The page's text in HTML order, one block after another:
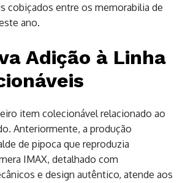
cobiçados entre os memorabilia de
ano.
Adição à Linha
item colecionável relacionado ao
Anteriormente, a produção
de pipoca que reproduzia
IMAX, detalhado com
e design autêntico, atende aos